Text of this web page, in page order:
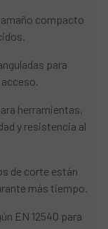
compacto
para
herramientas,
y resistencia al
de corte están
más tiempo.
EN 12540 para